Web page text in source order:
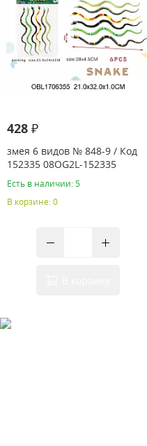
428 ₽
змея 6 видов № 848-9 / Код
152335 08OG2L-152335
Есть в наличии: 5
В корзине: 0